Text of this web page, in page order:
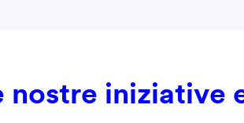
nostre iniziative